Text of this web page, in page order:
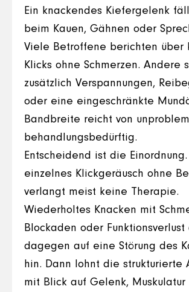
Ein knackendes Kiefergelenk
beim Kauen, Gähnen oder
Viele Betroffene berichten über
Klicks ohne Schmerzen. Andere
zusätzlich Verspannungen,
oder eine eingeschränkte
Bandbreite reicht von
behandlungsbedürftig.
Entscheidend ist die Einordnung.
einzelnes Klickgeräusch ohne
verlangt meist keine Therapie.
Wiederholtes Knacken mit
Blockaden oder Funktionsverlust
dagegen auf eine Störung des
hin. Dann lohnt die strukturierte
mit Blick auf Gelenk, Muskulatur